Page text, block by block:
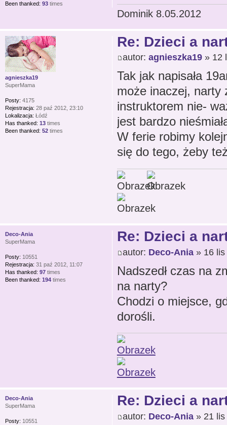
Dominik 8.05.2012
Been thanked: 93 times
Re: Dzieci a
autor: agnieszka19» 12
Tak jak napisała
może inaczej, narty
instruktorem nie-
jest bardzo
W ferie robimy
się do tego, żeby
agnieszka19
SuperMama
Posty: 4175
Rejestracja: 28 paź 2012, 23:10
Lokalizacja: Łódź
Has thanked: 13 times
Been thanked: 52 times
Re: Dzieci a
autor: Deco-Ania» 16 lis
Nadszedł czas na
na narty?
Chodzi o miejsce,
dorośli.
Deco-Ania
SuperMama
Posty: 10551
Rejestracja: 31 paź 2012, 11:07
Has thanked: 97 times
Been thanked: 194 times
Re: Dzieci a
autor: Deco-Ania» 21 lis
Deco-Ania
SuperMama
Posty: 10551